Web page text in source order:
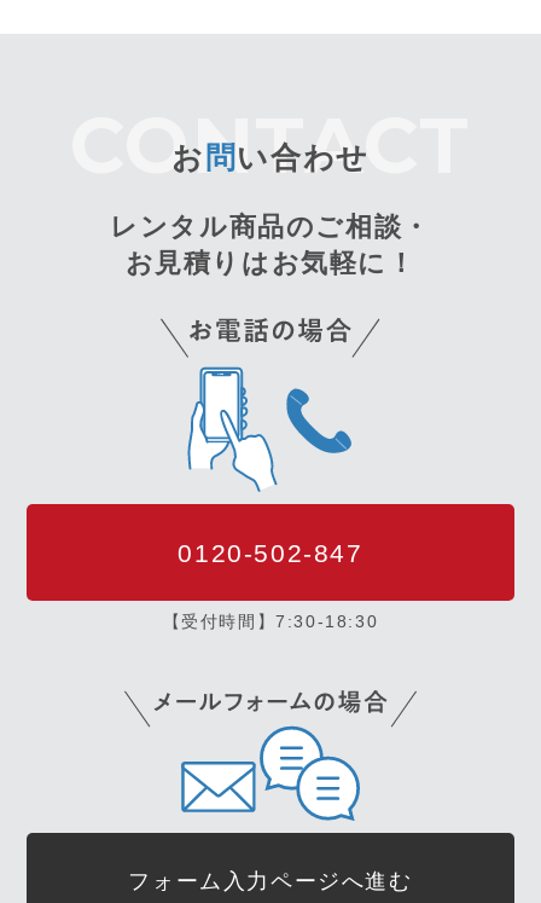
お 問 い合わせ
レンタル商品のご相談・
お見積りはお気軽に！
0120-502-847
【受付時間】7:30-18:30
フォーム入力ページへ進む